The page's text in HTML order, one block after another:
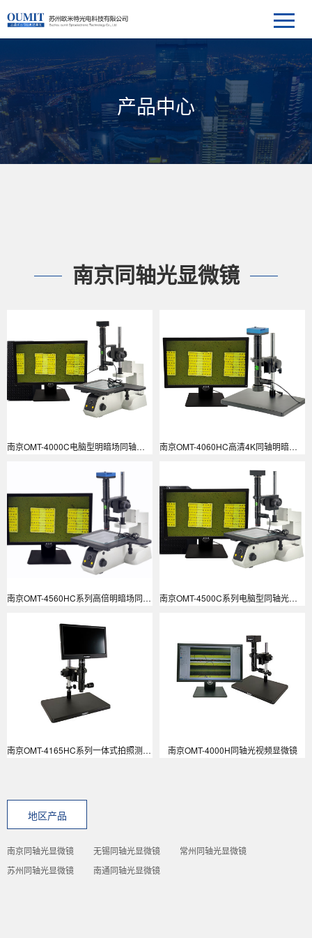
产品中心
南京同轴光显微镜
南京OMT-4000C电脑型明暗场同轴光检查显微镜 南京OMT-4060HC高清4K同轴明暗场检查显微镜
南京OMT-4560HC系列高倍明暗场同轴光检查显微镜 南京OMT-4500C系列电脑型同轴光高清视频显微镜
南京OMT-4165HC系列一体式拍照测量同轴光视频显微镜 南京OMT-4000H同轴光视频显微镜
地区产品
南京同轴光显微镜 无锡同轴光显微镜
常州同轴光显微镜
苏州同轴光显微镜
南通同轴光显微镜